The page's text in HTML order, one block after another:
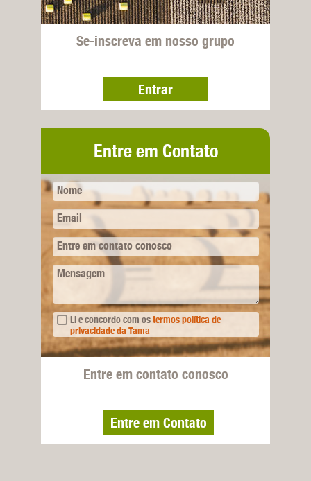
Se-inscreva em nosso grupo
Entrar
Entre em Contato
Nome
Email
Entre em contato conosco
Mensagem
Li e concordo com ostermos política de
privacidade da Tama
Entre em contato conosco
Entre em Contato